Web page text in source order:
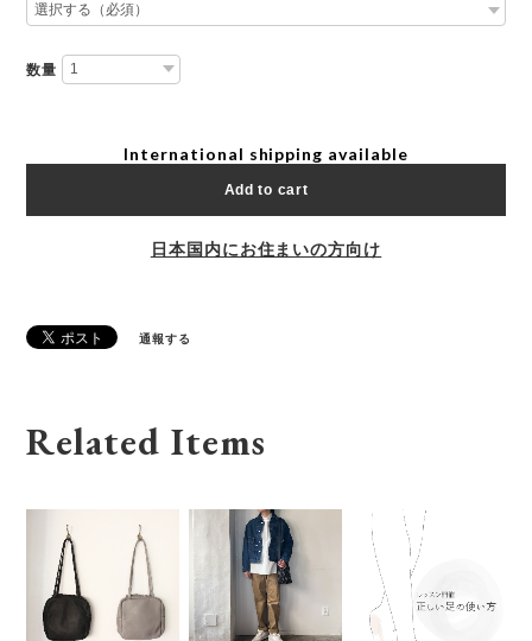
数量
International shipping available
Add to cart
日本国内にお住まいの方向け
通報する
Related Items